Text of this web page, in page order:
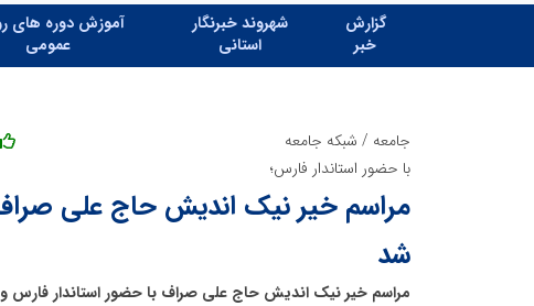
گزارش
خبر
شهروند خبرنگار
استانی
آموزش دوره های
عمومی
جامعه / شبکه جامعه
با حضور استاندار فارس؛
مراسم خیر نیک اندیش حاج علی صراف
شد
مراسم خیر نیک اندیش حاج علی صراف با حضور استاندار فارس